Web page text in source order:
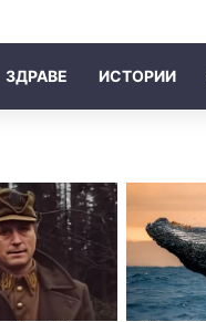
ЗДРАВЕ ИСТОРИИ